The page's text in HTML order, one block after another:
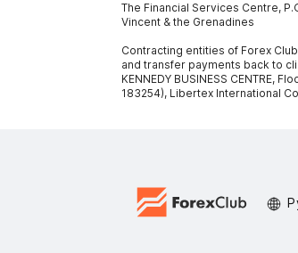
The Financial Services Centre,
Vincent & the Grenadines
Contracting entities of Forex
and transfer payments back to
KENNEDY BUSINESS CENTRE,
183254), Libertex International